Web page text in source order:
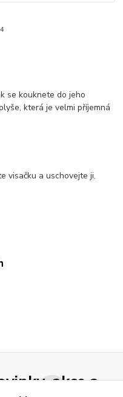
se kouknete do jeho
která je velmi příjemná
visačku a uschovejte ji.
akce a